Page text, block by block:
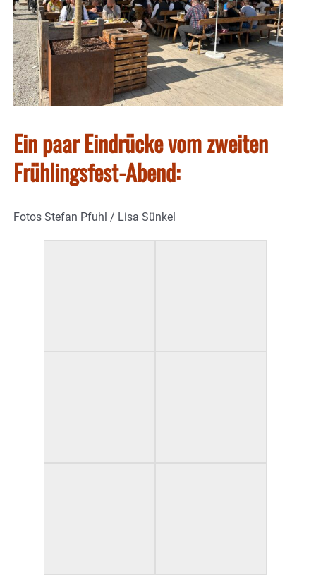
Ein paar Eindrücke vom zweiten
Frühlingsfest-Abend:
Fotos Stefan Pfuhl / Lisa Sünkel